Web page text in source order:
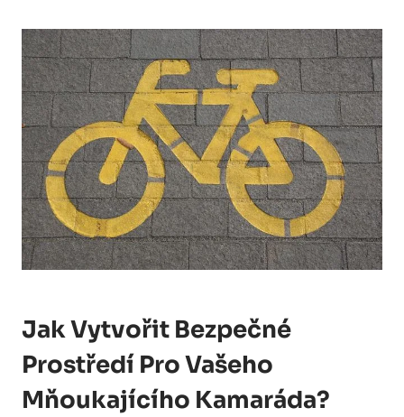
Jak Vytvořit Bezpečné
Prostředí Pro Vašeho
Mňoukajícího Kamaráda?